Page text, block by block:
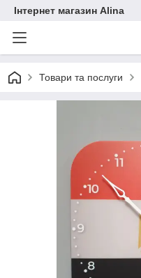
Інтернет магазин Alina
Товари та послуги